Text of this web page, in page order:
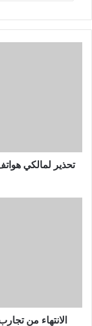
تحذير لمالكي
الانتهاء من